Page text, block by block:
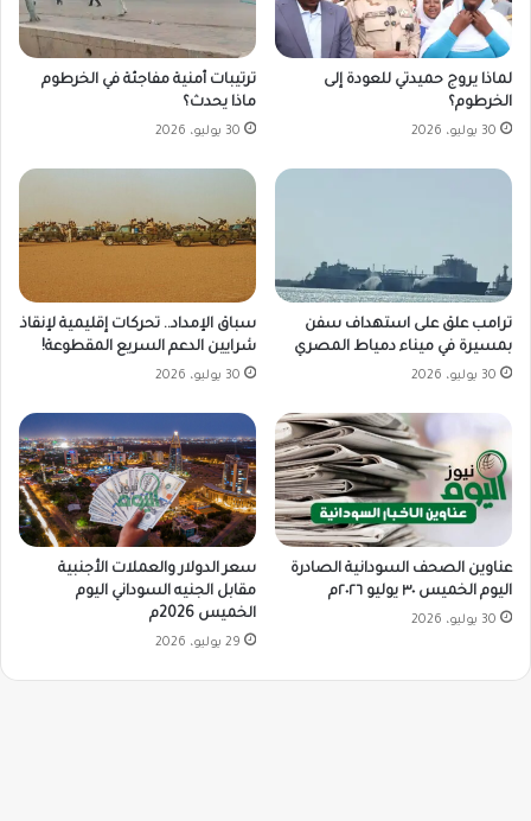
لماذا يروج حميدتي للعودة إلى
الخرطوم؟
30 يوليو، 2026
ترتيبات أمنية مفاجئة في الخرطوم
ماذا يحدث؟
30 يوليو، 2026
ترامب علق على استهداف سفن
بمسيرة في ميناء دمياط المصري
30 يوليو، 2026
سباق الإمداد.. تحركات إقليمية لإنقاذ
شرايين الدعم السريع المقطوعة!
30 يوليو، 2026
عناوين الصحف السودانية الصادرة
اليوم الخميس ٣٠ يوليو ٢٠٢٦م
30 يوليو، 2026
سعر الدولار والعملات الأجنبية
مقابل الجنيه السوداني اليوم
الخميس 2026م
29 يوليو، 2026